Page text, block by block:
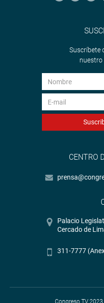
Suscríbete
nuestro
CENTRO
Palacio
Cercado de
311-7777
Congreso TV